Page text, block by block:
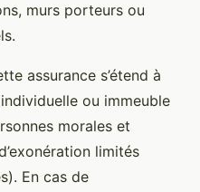
murs porteurs ou
assurance s’étend à
ou immeuble
morales et
limités
En cas de